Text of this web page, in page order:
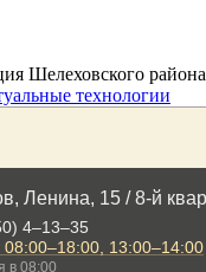
Шелеховского района
технологии